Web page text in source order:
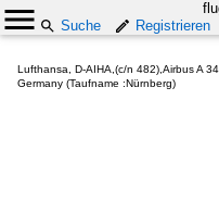
Suche
Registrieren
Lufthansa, D-AIHA,(c/n 482),Airbus A
Germany (Taufname :Nürnberg)